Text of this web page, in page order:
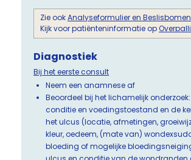
Zie ookAnalyseformulier en
Kijk voor patiënteninformatie op
Diagnostiek
Bij het eerste consult
Neem een anamnese af
Beoordeel bij het lichamelijk
conditie en voedingstoestand en de
het ulcus (locatie, afmetingen,
kleur, oedeem, (mate van)
bloeding of mogelijke